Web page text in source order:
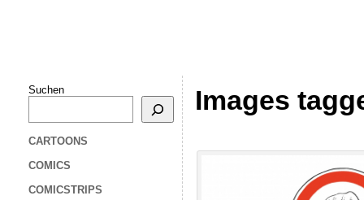
Suchen
CARTOONS
COMICS
COMICSTRIPS
Images